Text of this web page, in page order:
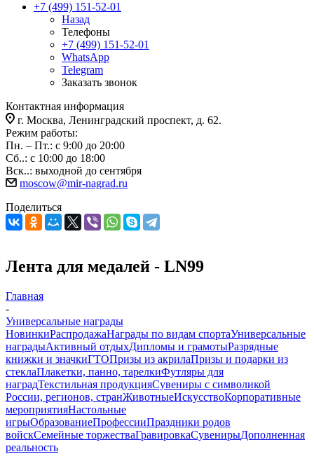
+7 (499) 151-52-01
Назад
Телефоны
+7 (499) 151-52-01
WhatsApp
Telegram
Заказать звонок
Контактная информация
г. Москва, Ленинградский проспект, д. 62.
Режим работы:
Пн. – Пт.: с 9:00 до 20:00
Сб..: с 10:00 до 18:00
Вск..: выходной до сентября
moscow@mir-nagrad.ru
Поделиться
Лента для медалей - LN99
Главная
-
Универсальные награды
НовинкиРаспродажаНаграды по видам спортаУниверсальные
наградыАктивный отдыхДипломы и грамотыРазрядные
книжки и значкиГТОПризы из акрилаПризы и подарки из
стеклаПлакетки, панно, тарелкиФутляры для
наградТекстильная продукцияСувениры с символикой
России, регионов, странЖивотныеИскусствоКорпоративные
мероприятияНастольные
игрыОбразованиеПрофессииПраздники родов
войскСемейные торжестваГравировкаСувенирыДополненная
реальность